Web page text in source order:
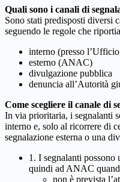
Quali sono i canali di
Sono stati predisposti diversi
seguendo le regole che
interno (presso
esterno (ANAC)
divulgazione pubblica
denuncia all’Autorità
Come scegliere il canale di
In via prioritaria, i segnalanti
interno e, solo al ricorrere di
segnalazione esterna o una
1. I segnalanti possono
quindi ad ANAC
non è prevista